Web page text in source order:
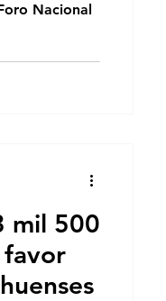
Nacional
mil 500
favor